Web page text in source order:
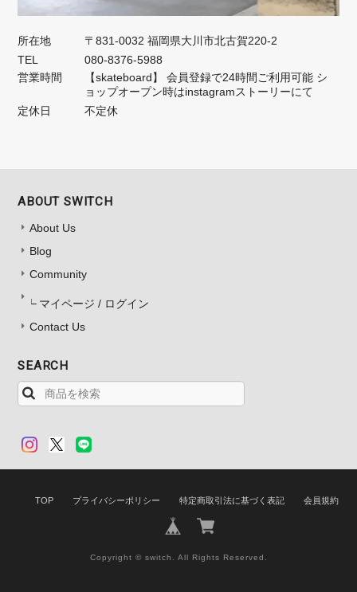
所在地
〒831-0032 福岡県大川市北古賀220-2
TEL
080-8376-5988
営業時間
【skateboard】 会員登録で24時間ご利用可能 シ
ョップオープン時はinstagramストーリーにて
定休日
不定休
ABOUT SWITCH
About Us
Blog
Community
マイページ / ログイン
Contact Us
SEARCH
TOP プライバシーポリシー 特定商取引法に基づく表記 会員規約
Copyright © switch. All Rights Reserved.